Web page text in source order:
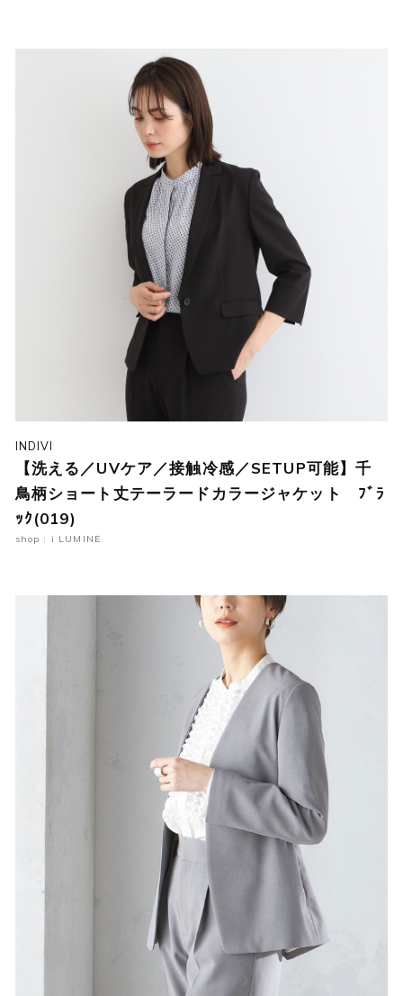
INDIVI
【洗える／UVケア／接触冷感／SETUP可能】千
鳥柄ショート丈テーラードカラージャケット ﾌﾞﾗ
ｯｸ(019)
shop : i LUMINE